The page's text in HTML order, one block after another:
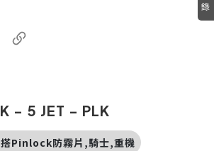
- 5 JET - PLK
Pinlock防霧片,騎士,重機
錄